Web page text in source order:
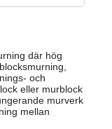
där hög
och
eller murblock
murverk
mellan